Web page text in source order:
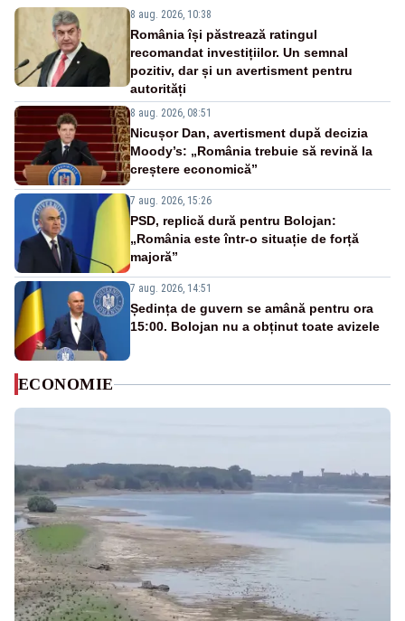
8 aug. 2026, 10:38
România își păstrează ratingul
recomandat investițiilor. Un semnal
pozitiv, dar și un avertisment pentru
autorități
8 aug. 2026, 08:51
Nicușor Dan, avertisment după decizia
Moody’s: „România trebuie să revină la
creștere economică”
7 aug. 2026, 15:26
PSD, replică dură pentru Bolojan:
„România este într-o situație de forță
majoră”
7 aug. 2026, 14:51
Ședința de guvern se amână pentru ora
15:00. Bolojan nu a obținut toate avizele
ECONOMIE